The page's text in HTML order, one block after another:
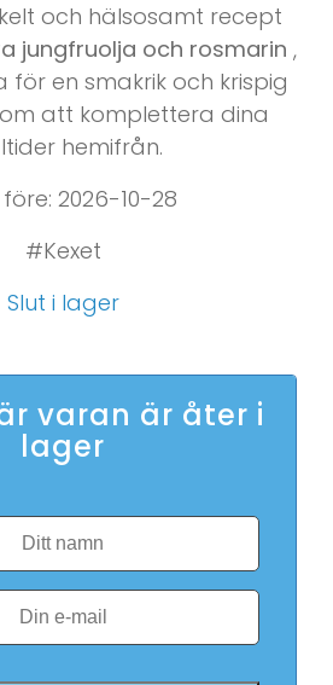
och hälsosamt recept
jungfruolja och rosmarin ,
en smakrik och krispig
att komplettera dina
hemifrån.
2026-10-28
#Kexet
Slut i lager
varan är åter i
lager